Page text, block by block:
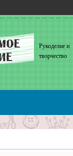
Рукоделие и
творчество